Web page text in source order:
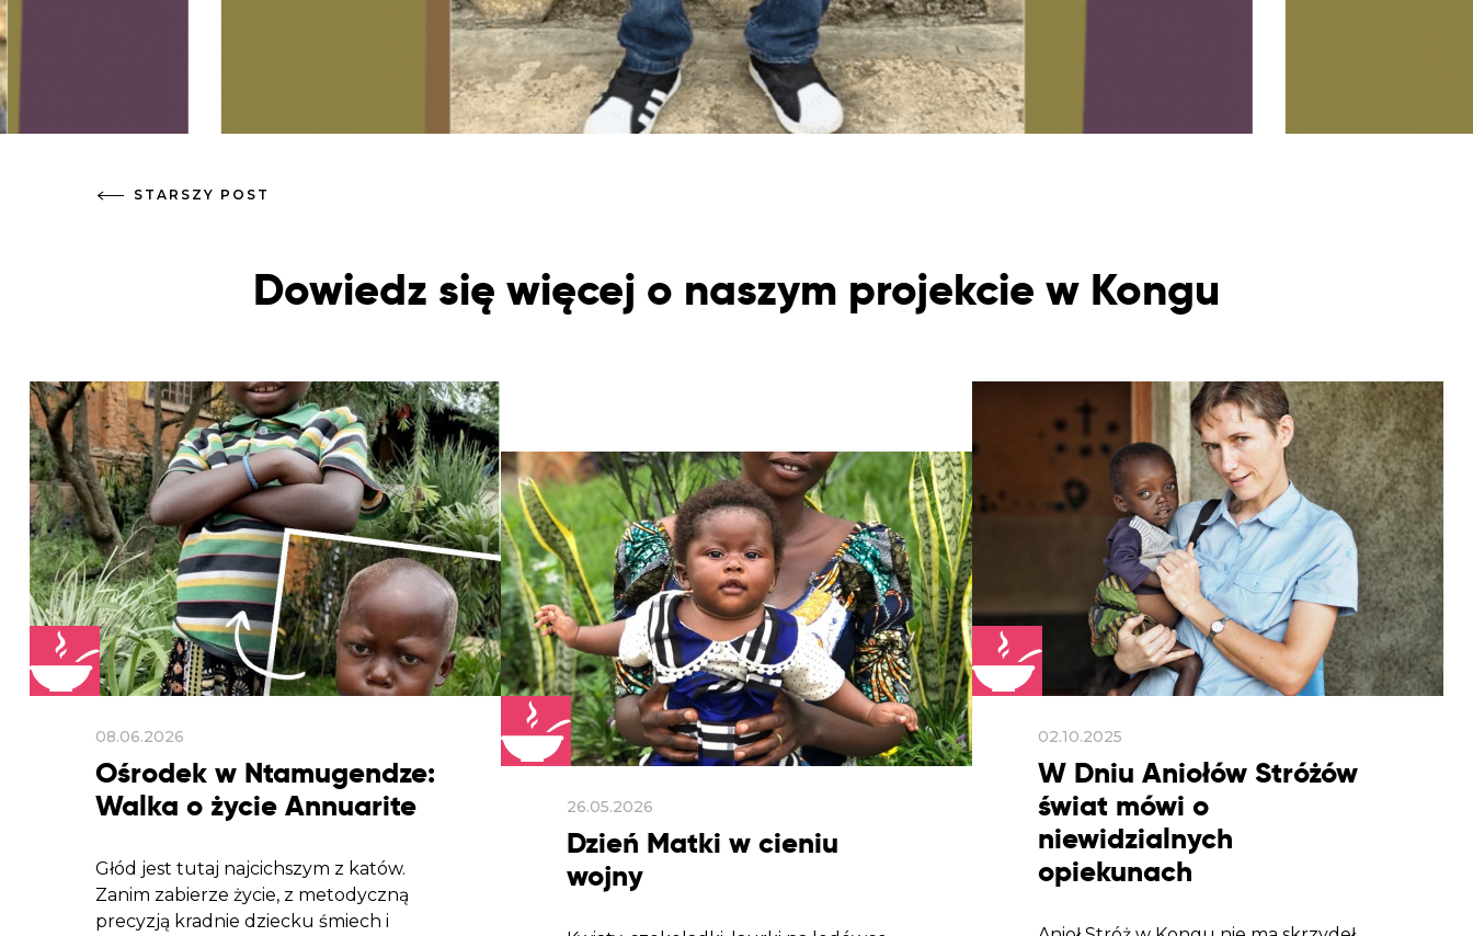
STARSZY POST
Dowiedz się więcej o naszym projekcie w Kongu
08.06.2026
Ośrodek w Ntamugendze:
Walka o życie Annuarite
Głód jest tutaj najcichszym z katów.
Zanim zabierze życie, z metodyczną
precyzją kradnie dziecku śmiech i
26.05.2026
Dzień Matki w cieniu
wojny
02.10.2025
W Dniu Aniołów Stróżów
świat mówi o
niewidzialnych
opiekunach